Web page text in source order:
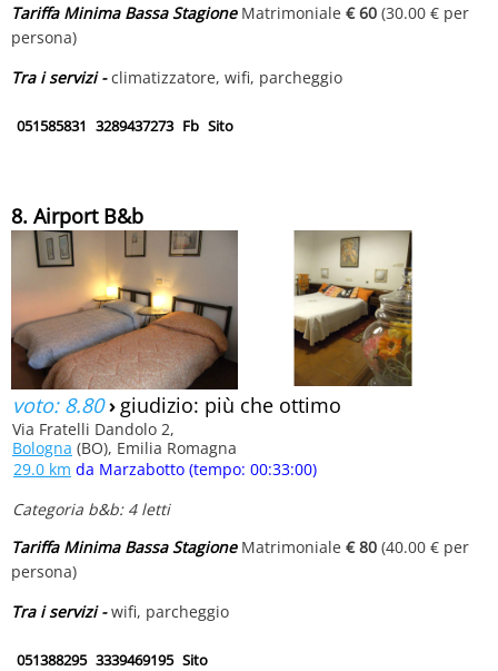
Tariffa Minima Bassa StagioneMatrimoniale € 60 (30.00 € per
persona)
Tra i servizi -climatizzatore, wifi, parcheggio
051585831 3289437273 Fb Sito
8. Airport B&b
voto: 8.80› giudizio: più che ottimo
Via Fratelli Dandolo 2,
Bologna (BO), Emilia Romagna
29.0 km da Marzabotto (tempo: 00:33:00)
Categoria b&b: 4 letti
Tariffa Minima Bassa StagioneMatrimoniale € 80 (40.00 € per
persona)
Tra i servizi -wifi, parcheggio
051388295 3339469195 Sito